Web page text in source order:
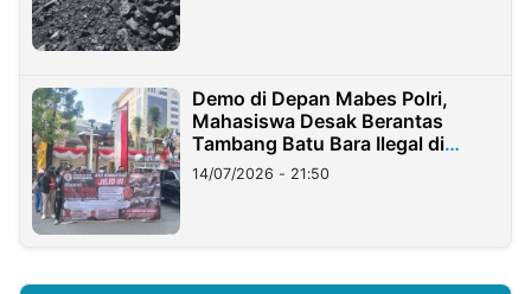
Demo di Depan Mabes Polri,
Mahasiswa Desak Berantas
Tambang Batu Bara Ilegal di
Lampung
14/07/2026 - 21:50